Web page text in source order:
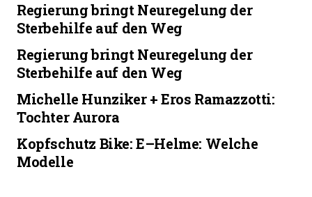
Regierung bringt Neuregelung der
Sterbehilfe auf den Weg
Regierung bringt Neuregelung der
Sterbehilfe auf den Weg
Michelle Hunziker + Eros Ramazzotti:
Tochter Aurora
Kopfschutz Bike: E–Helme: Welche
Modelle